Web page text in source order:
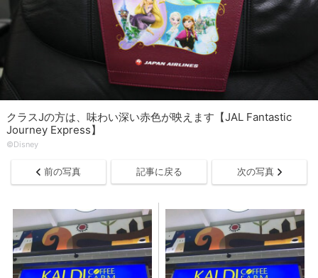
クラスJの方は、味わい深い赤色が映えます【JAL Fantastic
Journey Express】
©Disney
前の写真 記事に戻る 次の写真